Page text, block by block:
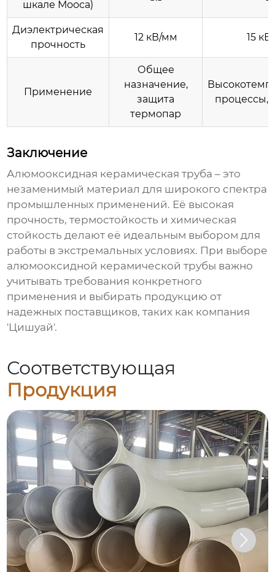
шкале Мооса)
Диэлектрическая
прочность
12 кВ/мм 15
Применение
Общее
назначение,
защита
термопар
процессы,
Заключение
Алюмооксидная керамическая труба – это
незаменимый материал для широкого спектра
промышленных применений. Её высокая
прочность, термостойкость и химическая
стойкость делают её идеальным выбором для
работы в экстремальных условиях. При выборе
алюмооксидной керамической трубы важно
учитывать требования конкретного
применения и выбирать продукцию от
надежных поставщиков, таких как компания
'Цишуай'.
Соответствующая
Продукция